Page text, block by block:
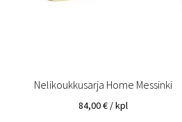
Nelikoukkusarja Home Messinki
84,00€ / kpl